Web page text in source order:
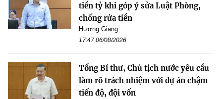
tiền tỷ khi góp ý sửa Luật Phòng,
chống rửa tiền
Hương Giang
17:47 06/08/2026
Tổng Bí thư, Chủ tịch nước yêu cầu
làm rõ trách nhiệm với dự án chậm
tiến độ, đội vốn